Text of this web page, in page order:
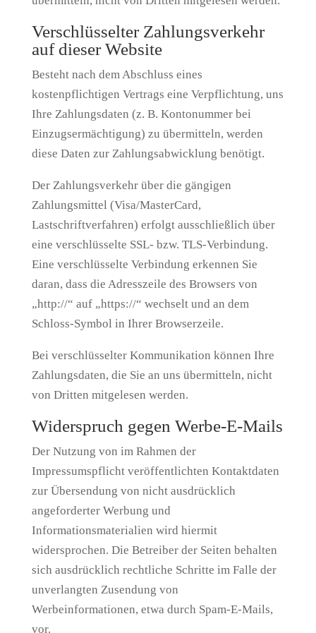
Verschlüsselter Zahlungsverkehr
auf dieser Website
Besteht nach dem Abschluss eines
kostenpflichtigen Vertrags eine Verpflichtung, uns
Ihre Zahlungsdaten (z. B. Kontonummer bei
Einzugsermächtigung) zu übermitteln, werden
diese Daten zur Zahlungsabwicklung benötigt.
Der Zahlungsverkehr über die gängigen
Zahlungsmittel (Visa/MasterCard,
Lastschriftverfahren) erfolgt ausschließlich über
eine verschlüsselte SSL- bzw. TLS-Verbindung.
Eine verschlüsselte Verbindung erkennen Sie
daran, dass die Adresszeile des Browsers von
„http://“ auf „https://“ wechselt und an dem
Schloss-Symbol in Ihrer Browserzeile.
Bei verschlüsselter Kommunikation können Ihre
Zahlungsdaten, die Sie an uns übermitteln, nicht
von Dritten mitgelesen werden.
Widerspruch gegen Werbe-E-Mails
Der Nutzung von im Rahmen der
Impressumspflicht veröffentlichten Kontaktdaten
zur Übersendung von nicht ausdrücklich
angeforderter Werbung und
Informationsmaterialien wird hiermit
widersprochen. Die Betreiber der Seiten behalten
sich ausdrücklich rechtliche Schritte im Falle der
unverlangten Zusendung von
Werbeinformationen, etwa durch Spam-E-Mails,
vor.